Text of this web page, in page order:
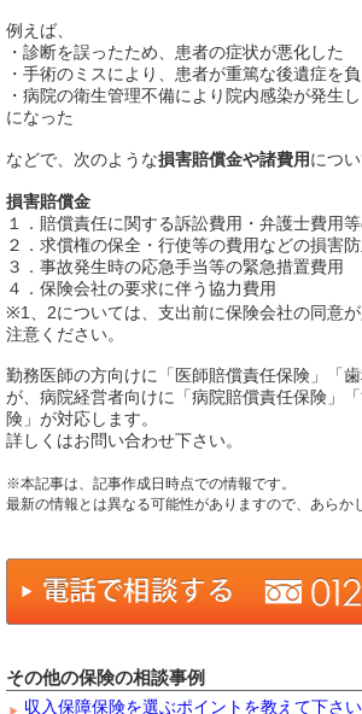
例えば、
・診断を誤ったため、患者の症状が悪化した
・手術のミスにより、患者が重篤な後遺症を
・病院の衛生管理不備により院内感染が発生
になった
などで、次のような損害賠償金や諸費用につ
損害賠償金
１．賠償責任に関する訴訟費用・弁護士費用
２．求償権の保全・行使等の費用などの損害
３．事故発生時の応急手当等の緊急措置費用
４．保険会社の要求に伴う協力費用
※1、2については、支出前に保険会社の同意
注意ください。
勤務医師の方向けに「医師賠償責任保険」「歯
が、病院経営者向けに「病院賠償責任保険」
険」が対応します。
詳しくはお問い合わせ下さい。
※本記事は、記事作成日時点での情報です。
最新の情報とは異なる可能性がありますので、あらか
その他の保険の相談事例
収入保障保険を選ぶポイントを教えて下さい